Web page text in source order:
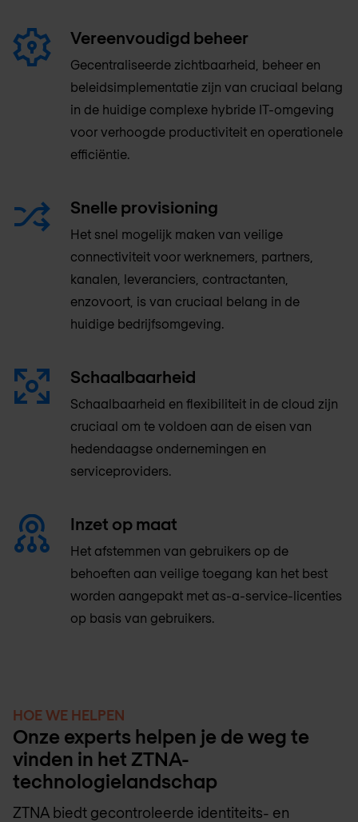
Vereenvoudigd beheer
Gecentraliseerde zichtbaarheid, beheer en
beleidsimplementatie zijn van cruciaal belang
in de huidige complexe hybride IT-omgeving
voor verhoogde productiviteit en operationele
efficiëntie.
Snelle provisioning
Het snel mogelijk maken van veilige
connectiviteit voor werknemers, partners,
kanalen, leveranciers, contractanten,
enzovoort, is van cruciaal belang in de
huidige bedrijfsomgeving.
Schaalbaarheid
Schaalbaarheid en flexibiliteit in de cloud zijn
cruciaal om te voldoen aan de eisen van
hedendaagse ondernemingen en
serviceproviders.
Inzet op maat
Het afstemmen van gebruikers op de
behoeften aan veilige toegang kan het best
worden aangepakt met as-a-service-licenties
op basis van gebruikers.
HOE WE HELPEN
Onze experts helpen je de weg te
vinden in het ZTNA-
technologielandschap
ZTNA biedt gecontroleerde identiteits- en